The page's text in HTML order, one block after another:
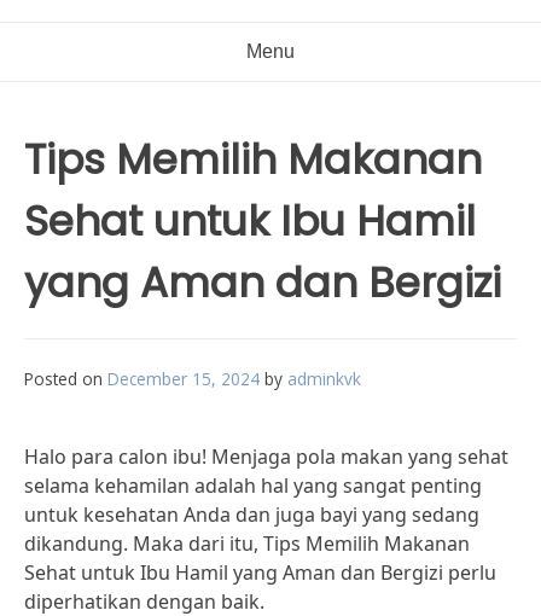
Menu
Tips Memilih Makanan
Sehat untuk Ibu Hamil
yang Aman dan Bergizi
Posted on December 15, 2024 by adminkvk
Halo para calon ibu! Menjaga pola makan yang sehat
selama kehamilan adalah hal yang sangat penting
untuk kesehatan Anda dan juga bayi yang sedang
dikandung. Maka dari itu, Tips Memilih Makanan
Sehat untuk Ibu Hamil yang Aman dan Bergizi perlu
diperhatikan dengan baik.